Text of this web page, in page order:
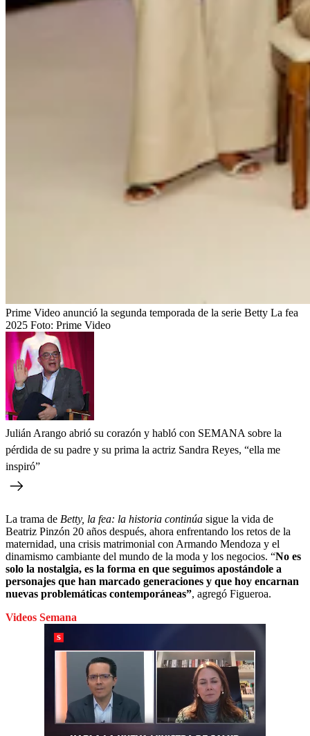
Prime Video anunció la segunda temporada de la serie Betty La fea
2025 Foto: Prime Video
Julián Arango abrió su corazón y habló con SEMANA sobre la
pérdida de su padre y su prima la actriz Sandra Reyes, “ella me
inspiró”
La trama de Betty, la fea: la historia continúa sigue la vida de
Beatriz Pinzón 20 años después, ahora enfrentando los retos de la
maternidad, una crisis matrimonial con Armando Mendoza y el
dinamismo cambiante del mundo de la moda y los negocios. “No es
solo la nostalgia, es la forma en que seguimos apostándole a
personajes que han marcado generaciones y que hoy encarnan
nuevas problemáticas contemporáneas”, agregó Figueroa.
Videos Semana